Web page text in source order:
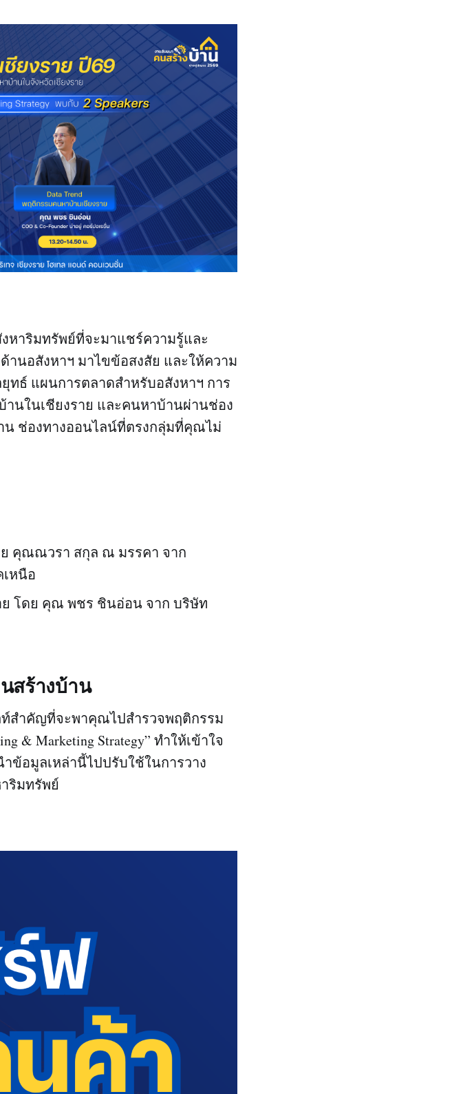
หาริมทรัพย์ที่จะมาแชร์ความรู้และ
านอสังหาฯ มาไขข้อสงสัย และให้ความ
ทธ์ แผนการตลาดสำหรับอสังหาฯ การ
านในเชียงราย และคนหาบ้านผ่านช่อง
ช่องทางออนไลน์ที่ตรงกลุ่มที่คุณไม่
คุณณวรา สกุล ณ มรรคา จาก
หนือ
ย โดย คุณ พชร ชินอ่อน จาก บริษัท
สร้างบ้าน
สำคัญที่จะพาคุณไปสำรวจพฤติกรรม
& Marketing Strategy” ทำให้เข้าใจ
ข้อมูลเหล่านี้ไปปรับใช้ในการวาง
ริมทรัพย์